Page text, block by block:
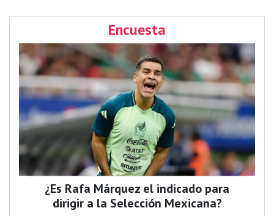
Encuesta
¿Es Rafa Márquez el indicado para
dirigir a la Selección Mexicana?